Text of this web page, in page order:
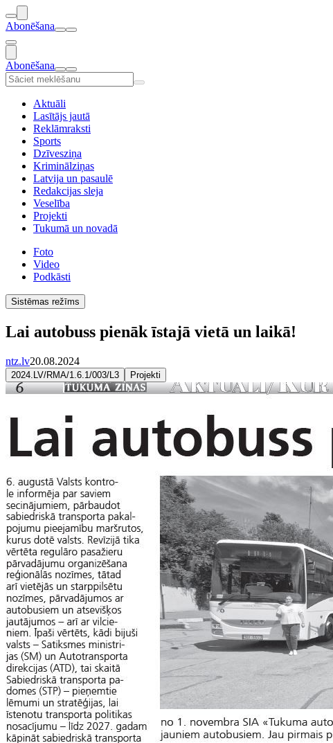
Abonēšana
Abonēšana
Aktuāli
Lasītājs jautā
Reklāmraksti
Sports
Dzīvesziņa
Kriminālziņas
Latvija un pasaulē
Redakcijas sleja
Veselība
Projekti
Tukumā un novadā
Foto
Video
Podkāsti
Sistēmas režīms
Lai autobuss pienāk īstajā vietā un laikā!
ntz.lv20.08.2024
2024.LV/RMA/1.6.1/003/L3 Projekti